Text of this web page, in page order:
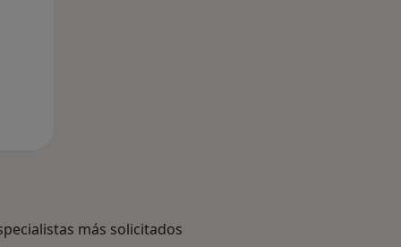
más solicitados